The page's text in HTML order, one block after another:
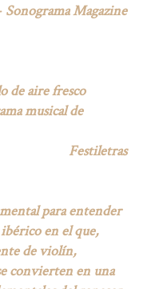
Sonograma Magazine
de aire fresco
musical de
Festiletras
para entender
érico en el que,
de violín,
convierten en una